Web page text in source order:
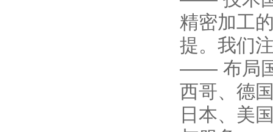
精密加工
提。我们
—— 布局国
西哥、德
日本、美